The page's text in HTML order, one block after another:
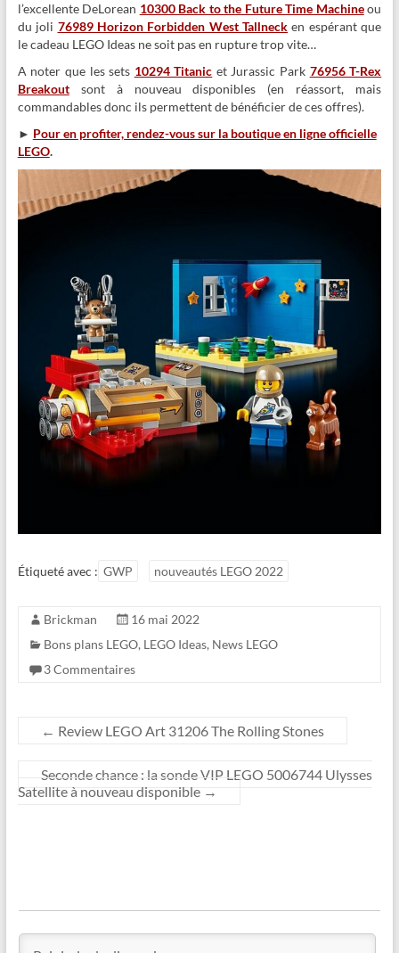
l’excellente DeLorean 10300 Back to the Future Time Machineou
du joli 76989 Horizon Forbidden West Tallneck en espérant que
le cadeau LEGO Ideas ne soit pas en rupture trop vite…
A noter que les sets 10294 Titanic et Jurassic Park 76956 T-Rex
Breakoutsont à nouveau disponibles (en réassort, mais
commandables donc ils permettent de bénéficier de ces offres).
► Pour en profiter, rendez-vous sur la boutique en ligne officielle
LEGO.
Étiqueté avec : GWP nouveautés LEGO 2022
Brickman
16 mai 2022
Bons plans LEGO, LEGO Ideas, News LEGO
3 Commentaires
← Review LEGO Art 31206 The Rolling Stones
Seconde chance : la sonde VIP LEGO 5006744 Ulysses
Satellite à nouveau disponible →